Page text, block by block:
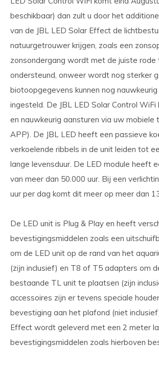
beschikbaar) dan zult u door het
van de JBL LED Solar Effect de
natuurgetrouwer krijgen, zoals een
zonsondergang wordt met de juiste rode
ondersteund, onweer wordt nog sterker
biotoopgegevens kunnen nog
ingesteld. De JBL LED Solar Control WiFi
en nauwkeurig aansturen via uw mobiele
APP). De JBL LED heeft een passieve
verkoelende ribbels in de unit leiden tot
lange levensduur. De LED module heeft
van meer dan 50.000 uur. Bij een
uur per dag komt dit meer op meer dan
De LED unit is Plug & Play en heeft
bevestigingsmiddelen zoals een
om de LED unit op de rand van het
(zijn inclusief) en T8 of T5 adapters om
bestaande TL unit te plaatsen (zijn
accessoires zijn er tevens speciale
bevestiging aan het plafond (niet
Effect wordt geleverd met een 2 meter
bevestigingsmiddelen zoals hierboven